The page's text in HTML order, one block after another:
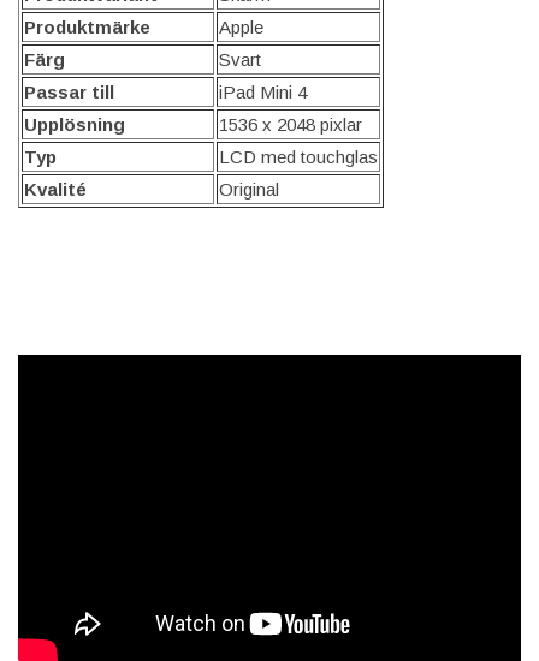
Produktmärke
Apple
Färg
Svart
Passar till
iPad Mini 4
Upplösning
1536 x 2048 pixlar
Typ
LCD med touchglas
Kvalité
Original